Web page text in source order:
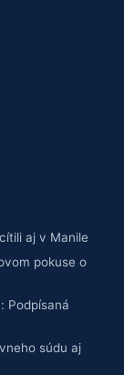
aj v Manile
pokuse o
Podpísaná
súdu aj